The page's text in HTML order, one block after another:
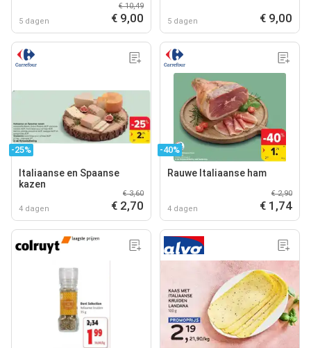
5 dagen
€ 10,49
€ 9,00 5 dagen € 9,00
-25%
Italiaanse en Spaanse
kazen
4 dagen
€ 3,60
€ 2,70
-40%
Rauwe Italiaanse ham
4 dagen
€ 2,90
€ 1,74